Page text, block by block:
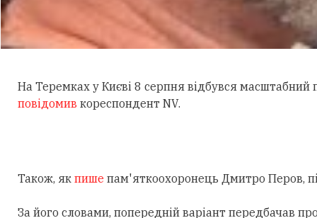
На Теремках у Києві 8 серпня відбувся масштабний
повідомив кореспондент NV.
Також, як пише пам'яткоохоронець Дмитро Перов,
За його словами, попередній варіант передбачав